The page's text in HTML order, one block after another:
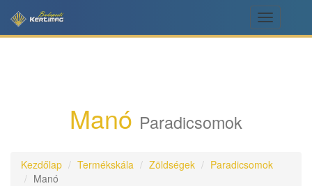
Toggle
navigation
Manó Paradicsomok
Kezdőlap Termékskála Zöldségek
Paradicsomok
Manó